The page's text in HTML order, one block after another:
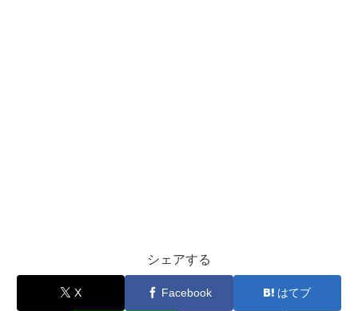
シェアする
X Facebook はてブ